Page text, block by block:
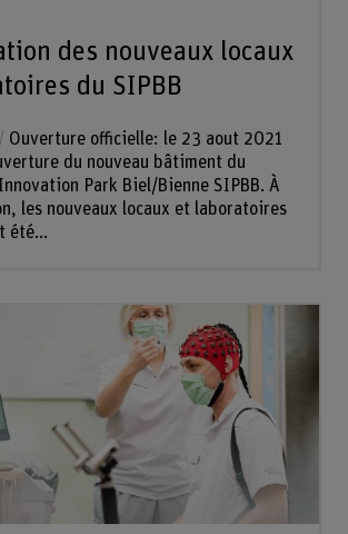
des nouveaux locaux
du SIPBB
Ouverture officielle: le 23 aout 2021
du nouveau bâtiment du
Park Biel/Bienne SIPBB. À
les nouveaux locaux et laboratoires
été...